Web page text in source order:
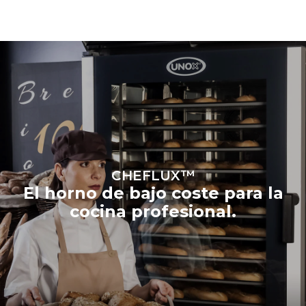
CHEFLUX™
El horno de bajo coste para la
cocina profesional.